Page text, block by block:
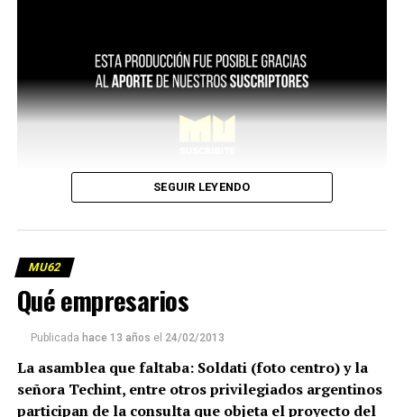
SEGUIR LEYENDO
MU62
Qué empresarios
Publicada hace 13 años el 24/02/2013
La asamblea que faltaba: Soldati (foto centro) y la
señora Techint, entre otros privilegiados argentinos
participan de la consulta que objeta el proyecto del